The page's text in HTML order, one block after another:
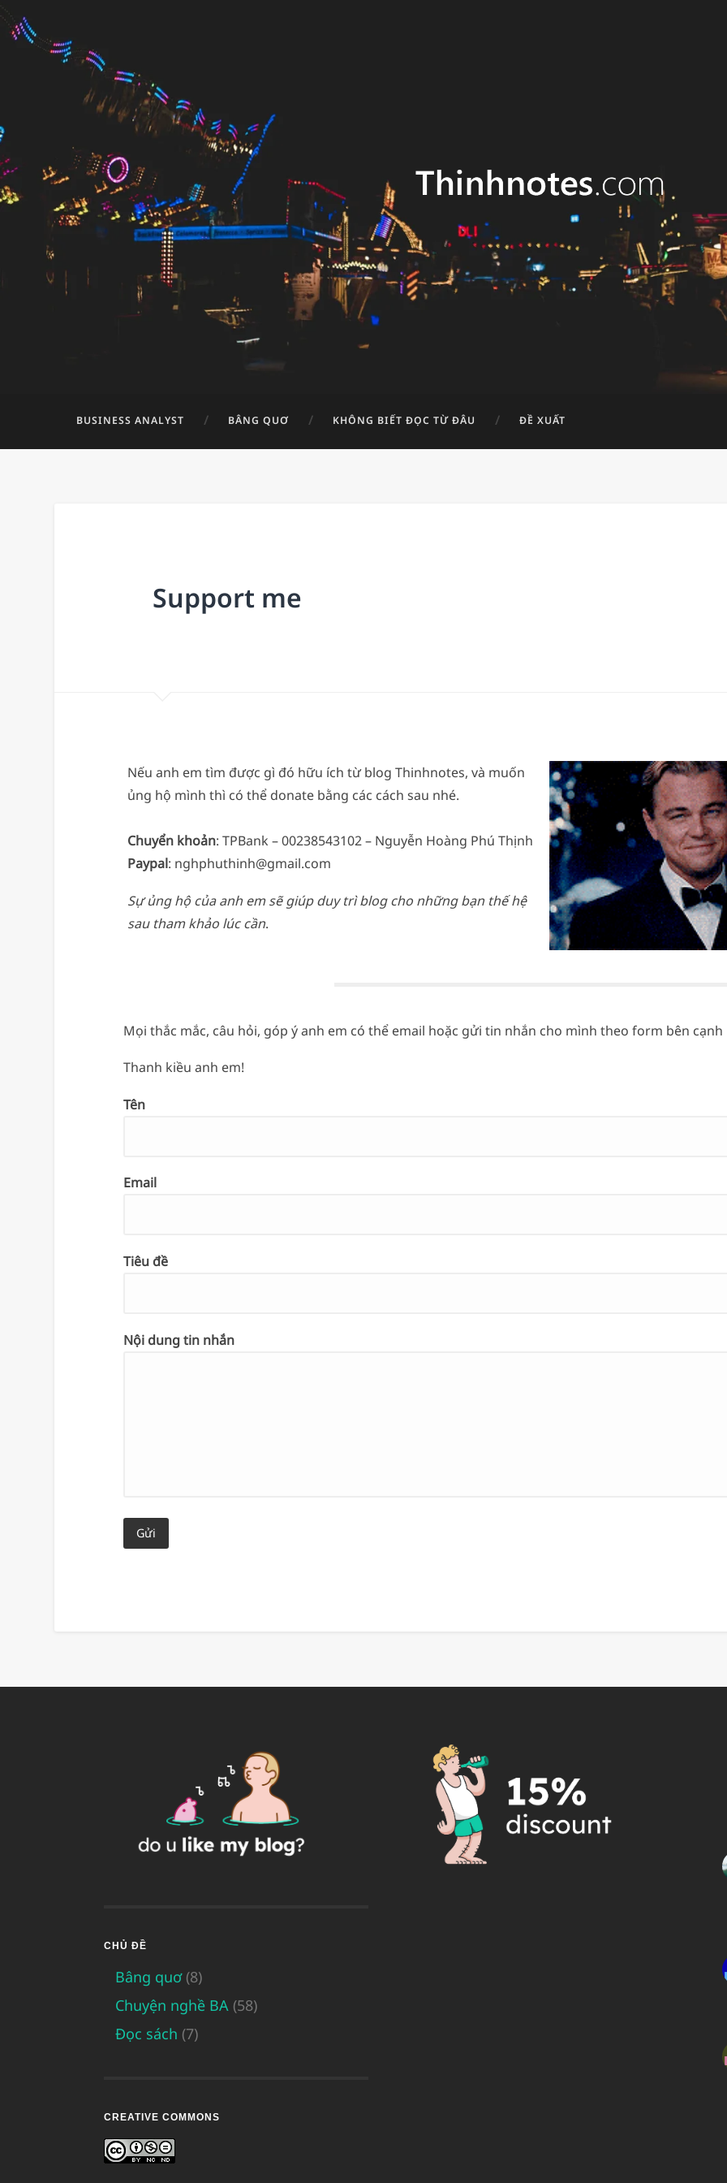
BUSINESS ANALYST BÂNG QUƠ KHÔNG BIẾT ĐỌC TỪ ĐÂU ĐỀ XUẤT
Support me
Nếu anh em tìm được gì đó hữu ích từ blog Thinhnotes, và muốn
ủng hộ mình thì có thể donate bằng các cách sau nhé.
Chuyển khoản: TPBank – 00238543102 – Nguyễn Hoàng Phú Thịnh
Paypal: nghphuthinh@gmail.com
Sự ủng hộ của anh em sẽ giúp duy trì blog cho những bạn thế hệ
sau tham khảo lúc cần.
Mọi thắc mắc, câu hỏi, góp ý anh em có thể email hoặc gửi tin nhắn cho mình theo form bên cạnh
Thanh kiều anh em!
Tên
Email
Tiêu đề
Nội dung tin nhắn
CHỦ ĐỀ
Bâng quơ(8)
Chuyện nghề BA (58)
Đọc sách (7)
CREATIVE COMMONS